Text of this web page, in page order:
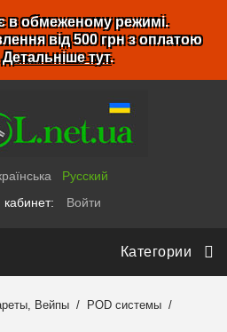
в обмеженому режимі.
від 500 грн з оплатою
Детальніше тут.
Русский
Войти
Категории
Вейпы
POD системы